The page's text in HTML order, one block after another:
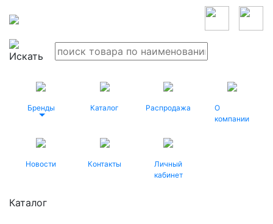
Бренды Каталог Распродажа
О
компании
Новости Контакты
Личный
кабинет
Каталог